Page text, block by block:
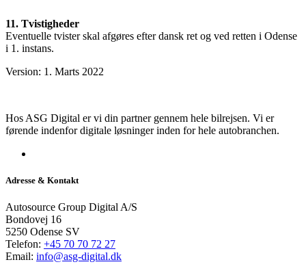
11. Tvistigheder
Eventuelle tvister skal afgøres efter dansk ret og ved retten i Odense
i 1. instans.
Version: 1. Marts 2022
Hos ASG Digital er vi din partner gennem hele bilrejsen. Vi er
førende indenfor digitale løsninger inden for hele autobranchen.
Adresse & Kontakt
Autosource Group Digital A/S
Bondovej 16
5250 Odense SV
Telefon: +45 70 70 72 27
Email: info@asg-digital.dk